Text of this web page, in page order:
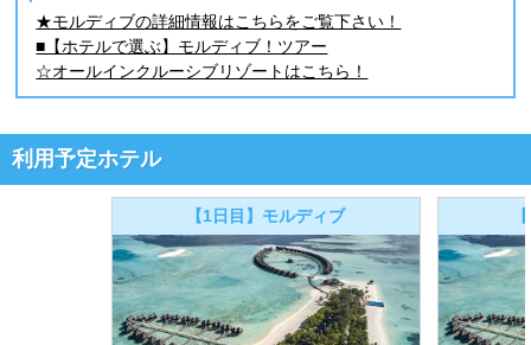
★モルディブの詳細情報はこちらをご覧下さい！
■【ホテルで選ぶ】モルディブ！ツアー
☆オールインクルーシブリゾートはこちら！
利用予定ホテル
【1日目】モルディブ